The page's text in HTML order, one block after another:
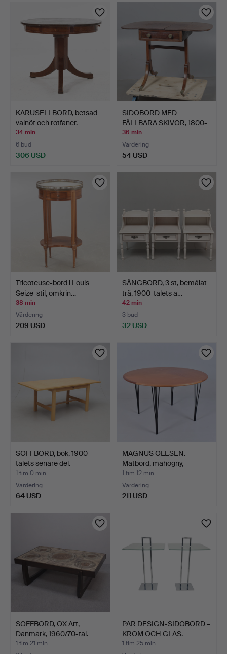
KARUSELLBORD, betsad
valnöt och rotfaner.
34 min
6 bud
306 USD
SIDOBORD MED
FÄLLBARA SKIVOR, 1800-
TAL, MA…
36 min
Värdering
54 USD
Tricoteuse-bord i Louis
Seize-stil, omkrin…
38 min
Värdering
209 USD
SÄNGBORD, 3 st, bemålat
trä, 1900-talets a…
42 min
3 bud
32 USD
SOFFBORD, bok, 1900-
talets senare del.
1 tim 0 min
Värdering
64 USD
MAGNUS OLESEN.
Matbord, mahogny,
Danmark.
1 tim 12 min
Värdering
211 USD
SOFFBORD, OX Art,
Danmark, 1960/70-tal.
1 tim 21 min
PAR DESIGN-SIDOBORD –
KROM OCH GLAS.
1 tim 25 min